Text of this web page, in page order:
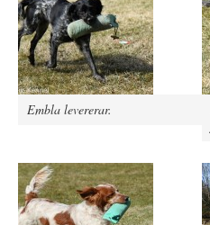
Embla levererar.